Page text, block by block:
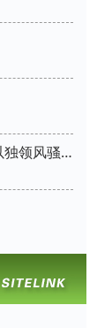
茅台与郎酒：同为酱香白酒，茅台何以独领风骚？